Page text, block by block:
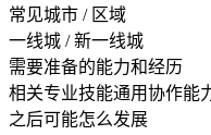
常见城市 / 区域
一线城 / 新一线城
需要准备的能力和经历
相关专业技能通用协作能
之后可能怎么发展